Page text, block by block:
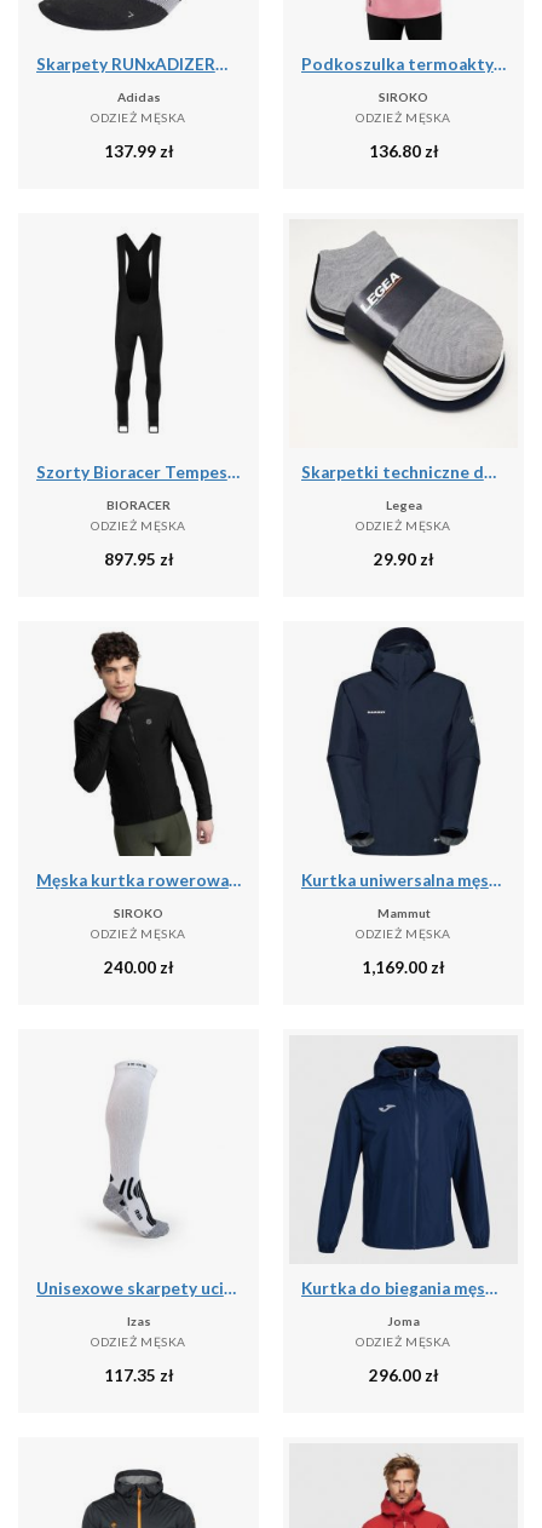
Skarpety RUNxADIZERO 1 Pair
Adidas
ODZIEŻ MĘSKA
137.99zł
Podkoszulka termoaktywna do sportów zimowych męska SLUSH
SIROKO
ODZIEŻ MĘSKA
136.80zł
Szorty Bioracer Tempest Protect Pixel
BIORACER
ODZIEŻ MĘSKA
897.95 zł
Skarpetki techniczne do treningu Ghost - 5 par wielokolorowych
Legea
ODZIEŻ MĘSKA
29.90zł
Męska kurtka rowerowa softshell Kolarstwo Siroko J1 Furkapass
SIROKO
ODZIEŻ MĘSKA
240.00zł
Kurtka uniwersalna męska Mammut Treeline Light Hs
Mammut
ODZIEŻ MĘSKA
1,169.00zł
Unisexowe skarpety uciskowe o średnim stopniu ucisku - wysokie skarpety narciars
Izas
ODZIEŻ MĘSKA
117.35 zł
Kurtka do biegania męska Joma Elite VIII przeciwdeszczowa
Joma
ODZIEŻ MĘSKA
296.00zł